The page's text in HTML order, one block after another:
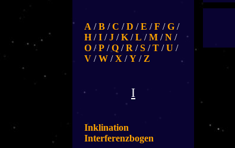
A /B /C /D /E /F /G /
H/I /J /K /L /M /N /
O /P /Q /R /S /T /U /
V /W /X /Y / Z
I
Inklination
Interferenzbogen